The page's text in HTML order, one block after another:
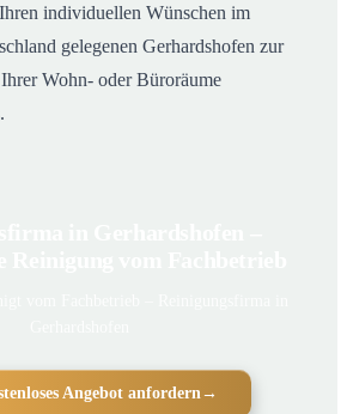
individuellen Wünschen im
gelegenen Gerhardshofen zur
Wohn- oder Büroräume
Angebot anfordern →